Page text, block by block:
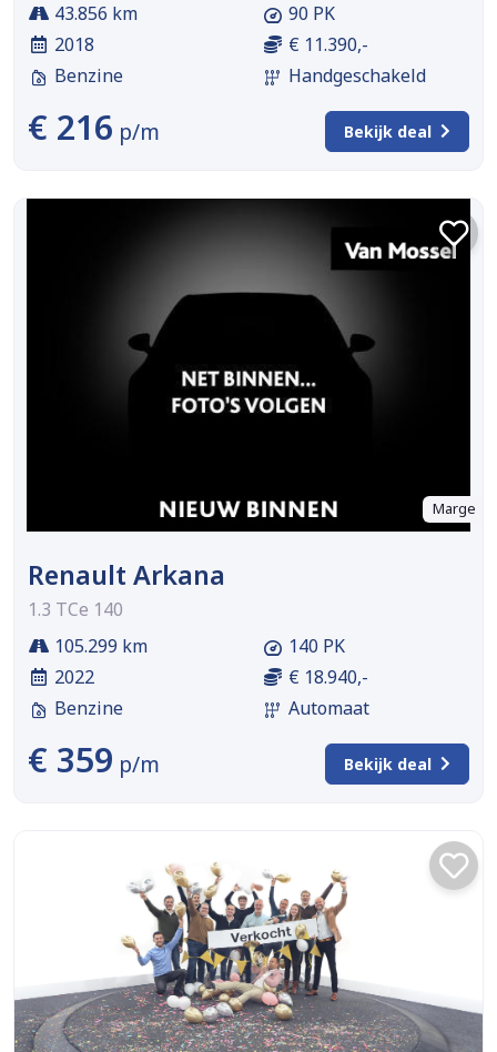
43.856 km
2018
Benzine
90 PK
€ 11.390,-
Handgeschakeld
€ 216 p/m Bekijk deal
Marge
Renault Arkana
1.3 TCe 140
105.299 km
2022
Benzine
140 PK
€ 18.940,-
Automaat
€ 359 p/m Bekijk deal